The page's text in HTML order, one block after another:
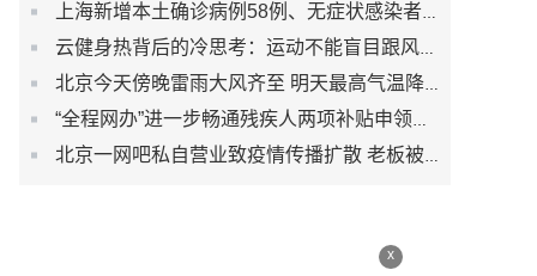
上海新增本土确诊病例58例、无症状感染者422例
云健身热背后的冷思考：运动不能盲目跟风而是生活习惯
北京今天傍晚雷雨大风齐至 明天最高气温降至30℃以下
“全程网办”进一步畅通残疾人两项补贴申领渠道
北京一网吧私自营业致疫情传播扩散 老板被刑事立案调查
x